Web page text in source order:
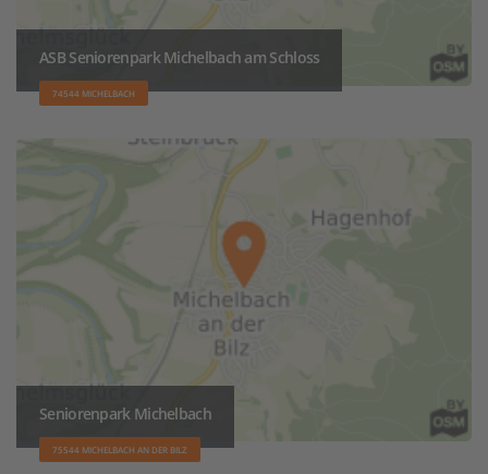
ASB Seniorenpark Michelbach am Schloss
74544 MICHELBACH
Seniorenpark Michelbach
75544 MICHELBACH AN DER BILZ